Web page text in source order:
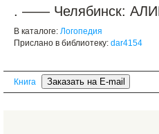
. —— Челябинск:
В каталоге: Логопедия
Прислано в библиотеку: dar4154
Книга